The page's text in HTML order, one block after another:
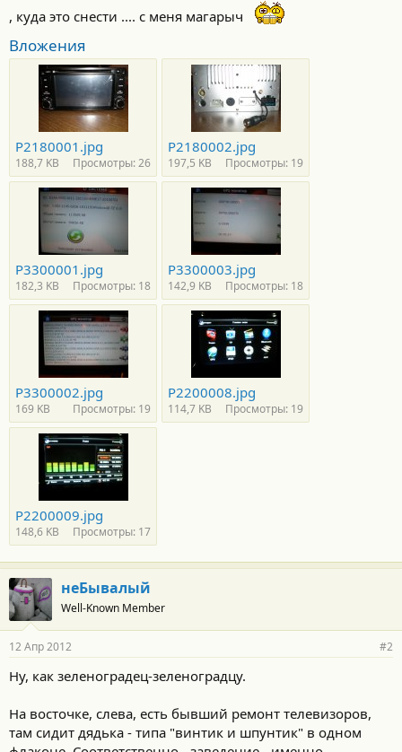
, куда это снести .... с меня магарыч
Вложения
P2180001.jpg
188,7 KB Просмотры: 26
P2180002.jpg
197,5 KB Просмотры: 19
P3300001.jpg
182,3 KB Просмотры: 18
P3300003.jpg
142,9 KB Просмотры: 18
P3300002.jpg
169 KB Просмотры: 19
P2200008.jpg
114,7 KB Просмотры: 19
P2200009.jpg
148,6 KB Просмотры: 17
неБывалый
Well-Known Member
12 Апр 2012 #2
Ну, как зеленоградец-зеленоградцу.
На восточке, слева, есть бывший ремонт телевизоров,
там сидит дядька - типа "винтик и шпунтик" в одном